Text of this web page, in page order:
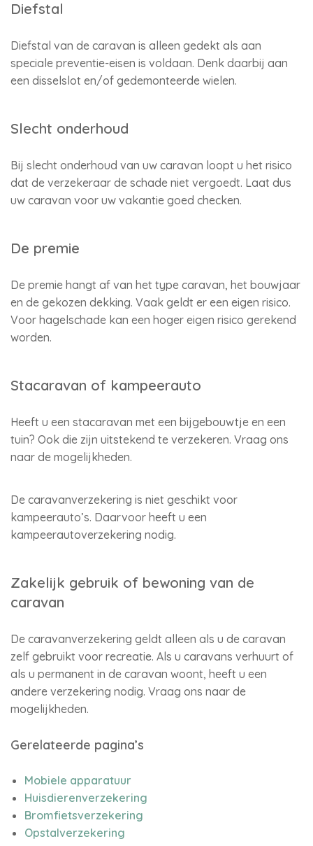
Diefstal
Diefstal van de caravan is alleen gedekt als aan
speciale preventie-eisen is voldaan. Denk daarbij aan
een disselslot en/of gedemonteerde wielen.
Slecht onderhoud
Bij slecht onderhoud van uw caravan loopt u het risico
dat de verzekeraar de schade niet vergoedt. Laat dus
uw caravan voor uw vakantie goed checken.
De premie
De premie hangt af van het type caravan, het bouwjaar
en de gekozen dekking. Vaak geldt er een eigen risico.
Voor hagelschade kan een hoger eigen risico gerekend
worden.
Stacaravan of kampeerauto
Heeft u een stacaravan met een bijgebouwtje en een
tuin? Ook die zijn uitstekend te verzekeren. Vraag ons
naar de mogelijkheden.
De caravanverzekering is niet geschikt voor
kampeerauto’s. Daarvoor heeft u een
kampeerautoverzekering nodig.
Zakelijk gebruik of bewoning van de
caravan
De caravanverzekering geldt alleen als u de caravan
zelf gebruikt voor recreatie. Als u caravans verhuurt of
als u permanent in de caravan woont, heeft u een
andere verzekering nodig. Vraag ons naar de
mogelijkheden.
Gerelateerde pagina’s
Mobiele apparatuur
Huisdierenverzekering
Bromfietsverzekering
Opstalverzekering